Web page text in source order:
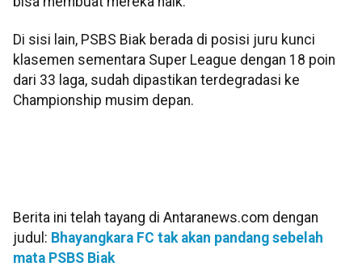
Di sisi lain, PSBS Biak berada di posisi juru kunci
klasemen sementara Super League dengan 18 poin
dari 33 laga, sudah dipastikan terdegradasi ke
Championship musim depan.
Berita ini telah tayang di Antaranews.com dengan
judul: Bhayangkara FC tak akan pandang sebelah
mata PSBS Biak